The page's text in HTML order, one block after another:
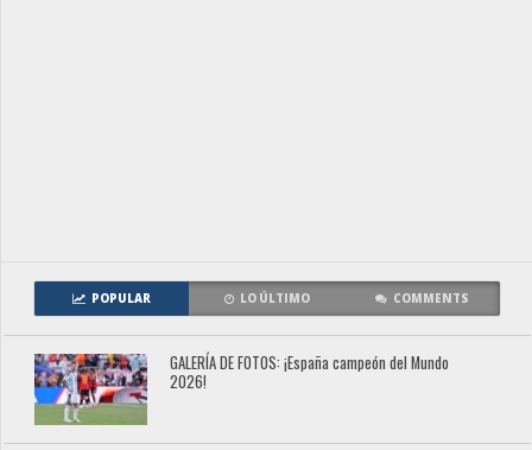
POPULAR LO ÚLTIMO COMMENTS
GALERÍA DE FOTOS: ¡España campeón del Mundo
2026!